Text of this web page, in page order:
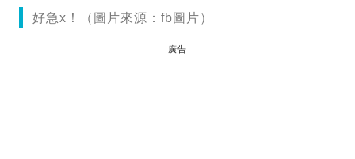
好急x！（圖片來源：fb圖片）
廣告